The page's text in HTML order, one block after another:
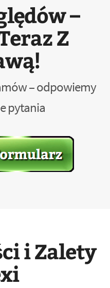
–
Z
– odpowiemy
pytania
i Zalety